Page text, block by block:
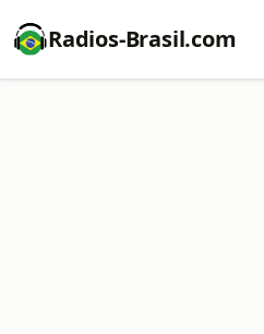
Radios-Brasil.com